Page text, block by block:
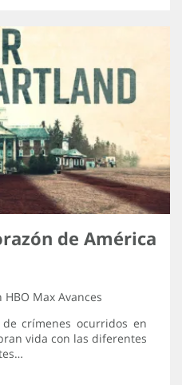
de América
HBO Max Avances
crímenes ocurridos en
vida con las diferentes